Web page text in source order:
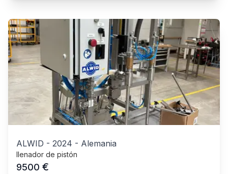
ALWID - 2024 - Alemania
llenador de pistón
9500 €